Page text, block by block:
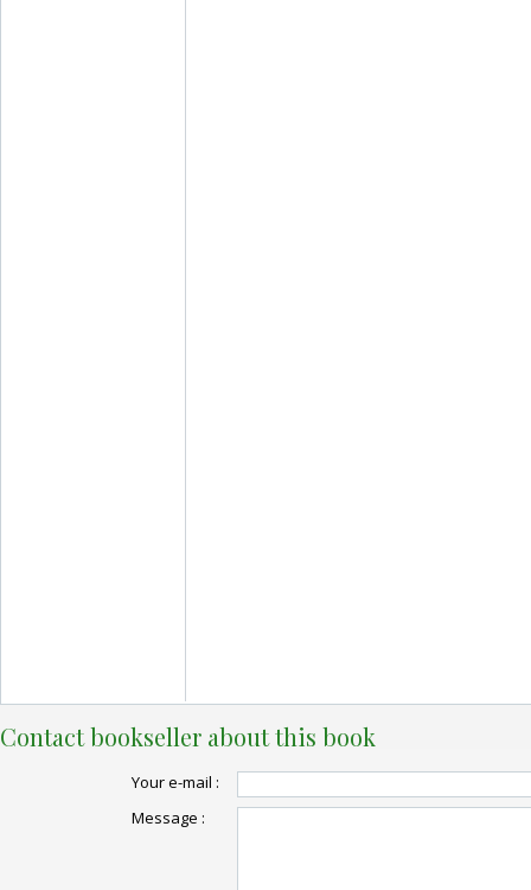
Contact bookseller about this book
Your e-mail :
Message :